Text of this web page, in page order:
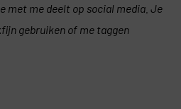
met me deelt op social media. Je
gebruiken of me taggen